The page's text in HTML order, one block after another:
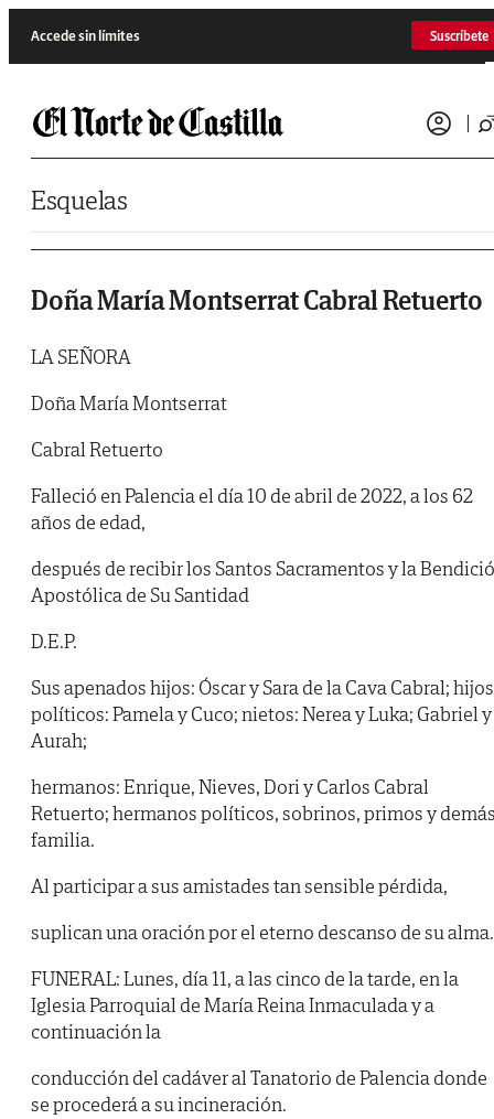
Accede sin límites Suscríbete
Esquelas
Doña María Montserrat Cabral Retuerto
LA SEÑORA
Doña María Montserrat
Cabral Retuerto
Falleció en Palencia el día 10 de abril de 2022, a los 62
años de edad,
después de recibir los Santos Sacramentos y la
Apostólica de Su Santidad
D.E.P.
Sus apenados hijos: Óscar y Sara de la Cava Cabral; hijos
políticos: Pamela y Cuco; nietos: Nerea y Luka; Gabriel y
Aurah;
hermanos: Enrique, Nieves, Dori y Carlos Cabral
Retuerto; hermanos políticos, sobrinos, primos y
familia.
Al participar a sus amistades tan sensible pérdida,
suplican una oración por el eterno descanso de su alma.
FUNERAL: Lunes, día 11, a las cinco de la tarde, en la
Iglesia Parroquial de María Reina Inmaculada y a
continuación la
conducción del cadáver al Tanatorio de Palencia donde
se procederá a su incineración.